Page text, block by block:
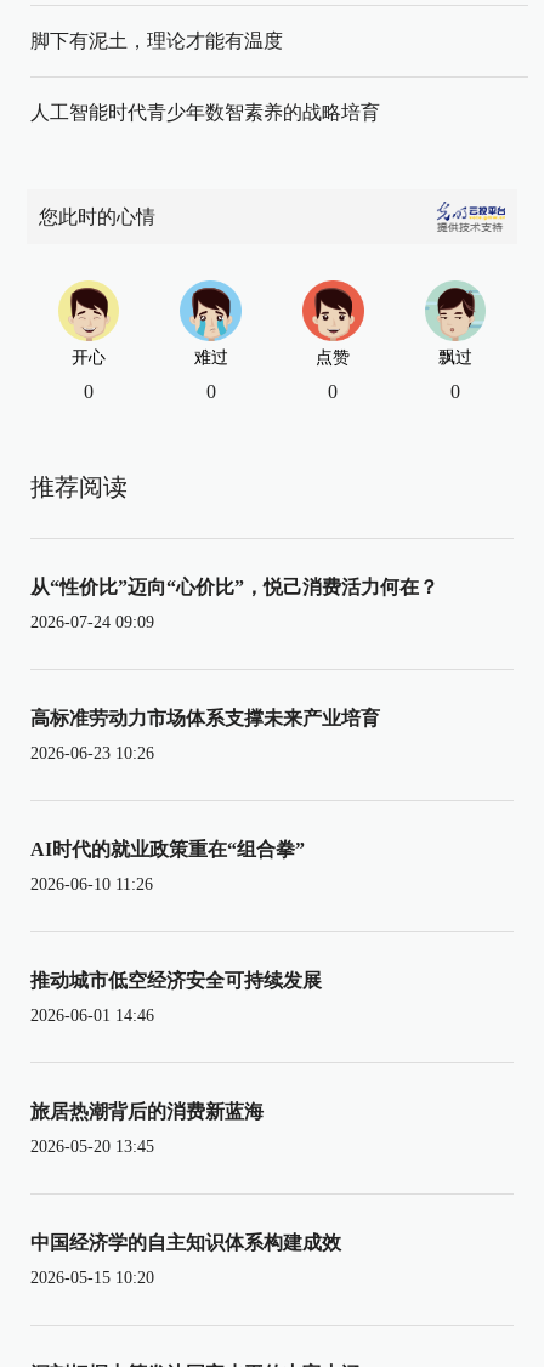
脚下有泥土，理论才能有温度
人工智能时代青少年数智素养的战略培育
您此时的心情
开心
0
难过
0
点赞
0
飘过
0
推荐阅读
从“性价比”迈向“心价比”，悦己消费活力何在？
2026-07-24 09:09
高标准劳动力市场体系支撑未来产业培育
2026-06-23 10:26
AI时代的就业政策重在“组合拳”
2026-06-10 11:26
推动城市低空经济安全可持续发展
2026-06-01 14:46
旅居热潮背后的消费新蓝海
2026-05-20 13:45
中国经济学的自主知识体系构建成效
2026-05-15 10:20